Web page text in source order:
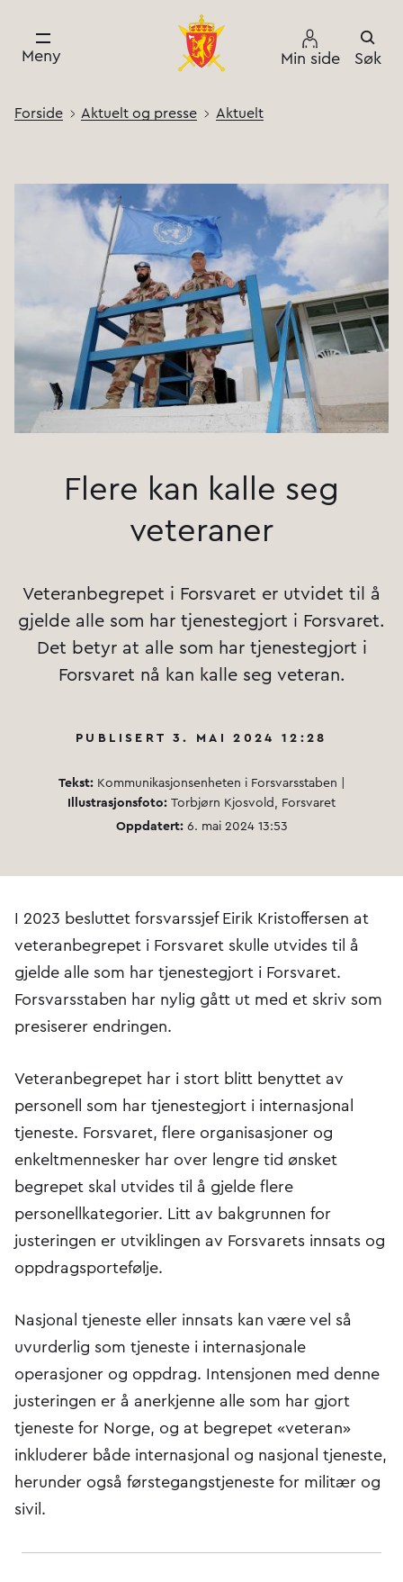
Meny Min side Søk
Forside Aktuelt og presse Aktuelt
Flere kan kalle seg
veteraner
Veteranbegrepet i Forsvaret er utvidet til å
gjelde alle som har tjenestegjort i Forsvaret.
Det betyr at alle som har tjenestegjort i
Forsvaret nå kan kalle seg veteran.
PUBLISERT 3. MAI 2024 12:28
Tekst: Kommunikasjonsenheten i Forsvarsstaben |
Illustrasjonsfoto: Torbjørn Kjosvold, Forsvaret
Oppdatert:6. mai 2024 13:53
I 2023 besluttet forsvarssjef Eirik Kristoffersen at
veteranbegrepet i Forsvaret skulle utvides til å
gjelde alle som har tjenestegjort i Forsvaret.
Forsvarsstaben har nylig gått ut med et skriv som
presiserer endringen.
Veteranbegrepet har i stort blitt benyttet av
personell som har tjenestegjort i internasjonal
tjeneste. Forsvaret, flere organisasjoner og
enkeltmennesker har over lengre tid ønsket
begrepet skal utvides til å gjelde flere
personellkategorier. Litt av bakgrunnen for
justeringen er utviklingen av Forsvarets innsats og
oppdragsportefølje.
Nasjonal tjeneste eller innsats kan være vel så
uvurderlig som tjeneste i internasjonale
operasjoner og oppdrag. Intensjonen med denne
justeringen er å anerkjenne alle som har gjort
tjeneste for Norge, og at begrepet «veteran»
inkluderer både internasjonal og nasjonal tjeneste,
herunder også førstegangstjeneste for militær og
sivil.